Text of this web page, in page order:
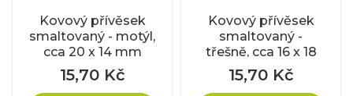
Kovový přívěsek
smaltovaný - motýl,
cca 20 x 14 mm
15,70 Kč
Kovový přívěsek
smaltovaný -
třešně, cca 16 x 18
mm
15,70 Kč